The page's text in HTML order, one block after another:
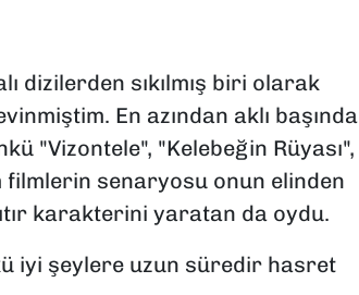
dizilerden sıkılmış biri olarak
En azından aklı başında
"Vizontele", "Kelebeğin Rüyası",
filmlerin senaryosu onun elinden
karakterini yaratan da oydu.
iyi şeylere uzun süredir hasret